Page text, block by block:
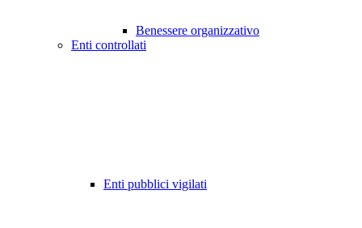
Benessere organizzativo
Enti controllati
Enti pubblici vigilati